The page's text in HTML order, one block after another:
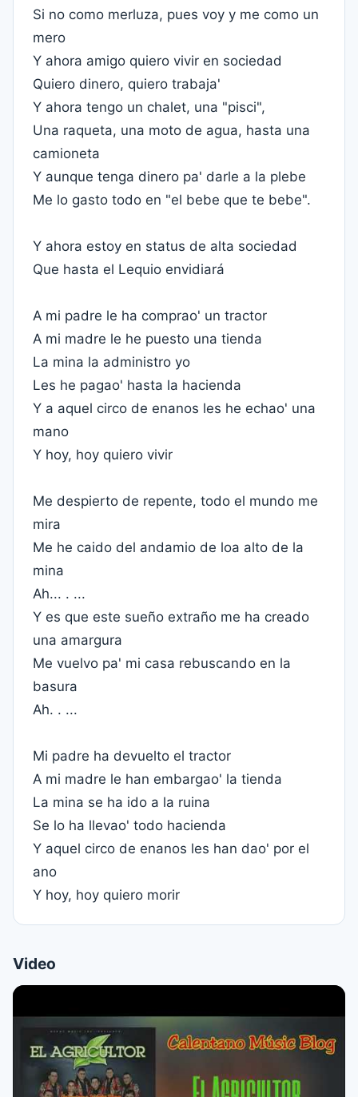
Si no como merluza, pues voy y me como un
mero
Y ahora amigo quiero vivir en sociedad
Quiero dinero, quiero trabaja'
Y ahora tengo un chalet, una "pisci",
Una raqueta, una moto de agua, hasta una
camioneta
Y aunque tenga dinero pa' darle a la plebe
Me lo gasto todo en "el bebe que te bebe".
Y ahora estoy en status de alta sociedad
Que hasta el Lequio envidiará
A mi padre le ha comprao' un tractor
A mi madre le he puesto una tienda
La mina la administro yo
Les he pagao' hasta la hacienda
Y a aquel circo de enanos les he echao' una
mano
Y hoy, hoy quiero vivir
Me despierto de repente, todo el mundo me
mira
Me he caido del andamio de loa alto de la
mina
Ah... . ...
Y es que este sueño extraño me ha creado
una amargura
Me vuelvo pa' mi casa rebuscando en la
basura
Ah. . ...
Mi padre ha devuelto el tractor
A mi madre le han embargao' la tienda
La mina se ha ido a la ruina
Se lo ha llevao' todo hacienda
Y aquel circo de enanos les han dao' por el
ano
Y hoy, hoy quiero morir
Video